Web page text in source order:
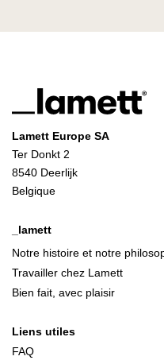
Lamett Europe SA
Ter Donkt 2
8540 Deerlijk
Belgique
_lamett
Notre histoire et notre
Travailler chez Lamett
Bien fait, avec plaisir
Liens utiles
FAQ